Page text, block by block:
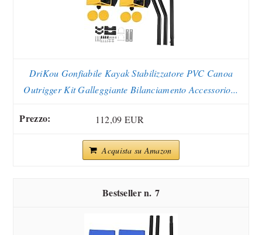
DriKou Gonfiabile Kayak Stabilizzatore PVC Canoa
Outrigger Kit Galleggiante Bilanciamento Accessorio...
112,09 EUR
Acquista su Amazon
7